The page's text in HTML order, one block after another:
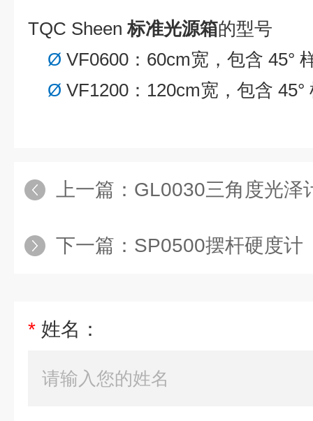
TQC Sheen标准光源箱的型号
Ø VF0600 ： 60cm宽，包含 45°
Ø VF1200 ： 120cm宽，包含 45°
上一篇： GL0030三角度光泽
下一篇： SP0500摆杆硬度计
* 姓名：